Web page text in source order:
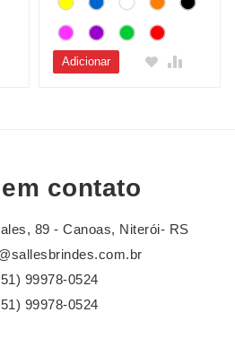
Adicionar
contato
89 - Canoas, Niterói- RS
99978-0524
99978-0524